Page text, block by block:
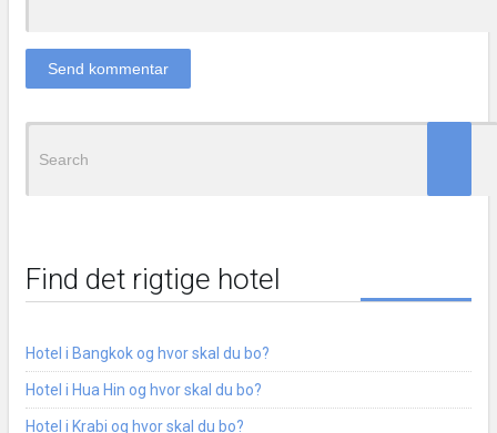
for:
Find det rigtige hotel
Hotel i Bangkok og hvor skal du bo?
Hotel i Hua Hin og hvor skal du bo?
Hotel i Krabi og hvor skal du bo?